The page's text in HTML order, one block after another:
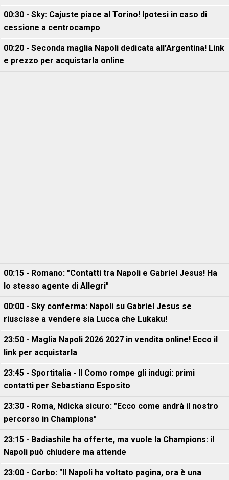
00:30 - Sky: Cajuste piace al Torino! Ipotesi in caso di
cessione a centrocampo
00:20 - Seconda maglia Napoli dedicata all'Argentina! Link
e prezzo per acquistarla online
00:15 - Romano: "Contatti tra Napoli e Gabriel Jesus! Ha
lo stesso agente di Allegri"
00:00 - Sky conferma: Napoli su Gabriel Jesus se
riuscisse a vendere sia Lucca che Lukaku!
23:50 - Maglia Napoli 2026 2027 in vendita online! Ecco il
link per acquistarla
23:45 - Sportitalia - Il Como rompe gli indugi: primi
contatti per Sebastiano Esposito
23:30 - Roma, Ndicka sicuro: "Ecco come andrà il nostro
percorso in Champions"
23:15 - Badiashile ha offerte, ma vuole la Champions: il
Napoli può chiudere ma attende
23:00 - Corbo: "Il Napoli ha voltato pagina, ora è una